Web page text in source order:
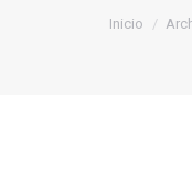
Inicio